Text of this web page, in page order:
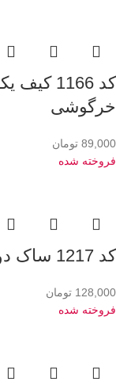
کد 1166
خرگوشی
89,000 تومان
فروخته شده
کد 1217 ساک دوشی زنانه ساحلی کتان
128,000 تومان
فروخته شده